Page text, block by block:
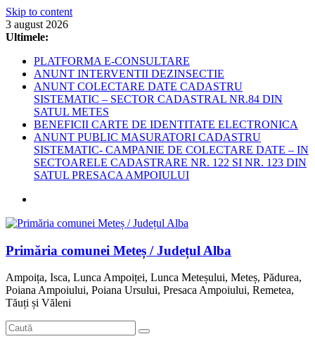
Skip to content
3 august 2026
Ultimele:
PLATFORMA E-CONSULTARE
ANUNT INTERVENTII DEZINSECTIE
ANUNT COLECTARE DATE CADASTRU
SISTEMATIC – SECTOR CADASTRAL NR.84 DIN
SATUL METES
BENEFICII CARTE DE IDENTITATE ELECTRONICA
ANUNT PUBLIC MASURATORI CADASTRU
SISTEMATIC- CAMPANIE DE COLECTARE DATE – IN
SECTOARELE CADASTRARE NR. 122 SI NR. 123 DIN
SATUL PRESACA AMPOIULUI
Primăria comunei Meteș / Județul Alba
Ampoița, Isca, Lunca Ampoiței, Lunca Meteșului, Meteș, Pădurea,
Poiana Ampoiului, Poiana Ursului, Presaca Ampoiului, Remetea,
Tăuți și Văleni